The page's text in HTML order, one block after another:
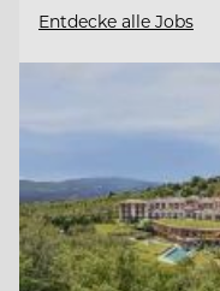
Entdecke alle Jobs